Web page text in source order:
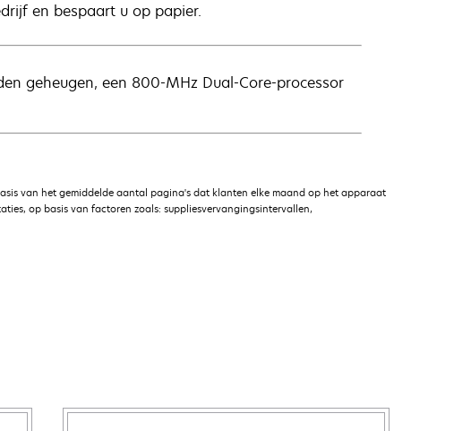
en bespaart u op papier.
geheugen, een 800-MHz Dual-Core-processor
van het gemiddelde aantal pagina's dat klanten elke maand op het apparaat
op basis van factoren zoals: suppliesvervangingsintervallen,